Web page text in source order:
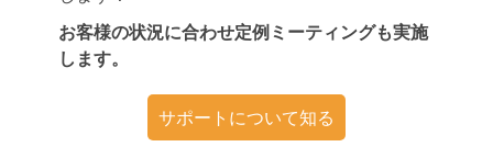
お客様の状況に合わせ定例ミーティングも実施
します。
サポートについて知る